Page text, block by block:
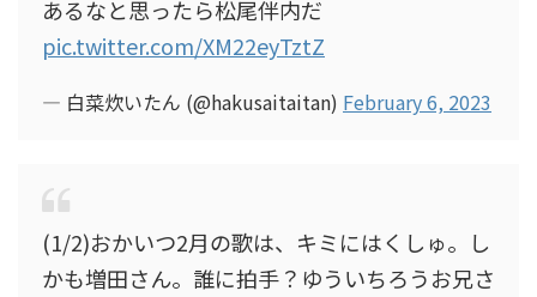
あるなと思ったら松尾伴内だ
pic.twitter.com/XM22eyTztZ
— 白菜炊いたん (@hakusaitaitan) February 6, 2023
(1/2)おかいつ2月の歌は、キミにはくしゅ。し
かも増田さん。誰に拍手？ゆういちろうお兄さ